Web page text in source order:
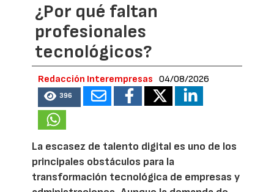
¿Por qué faltan
profesionales
tecnológicos?
Redacción Interempresas 04/08/2026
396
La escasez de talento digital es uno de los
principales obstáculos para la
transformación tecnológica de empresas y